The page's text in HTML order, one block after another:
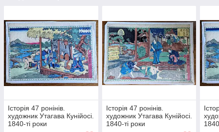
Історія 47 ронінів.
художник Утагава Кунійосі.
1840-ті роки
Історія 47 ронінів.
художник Утагава Кунійосі.
1840-ті роки